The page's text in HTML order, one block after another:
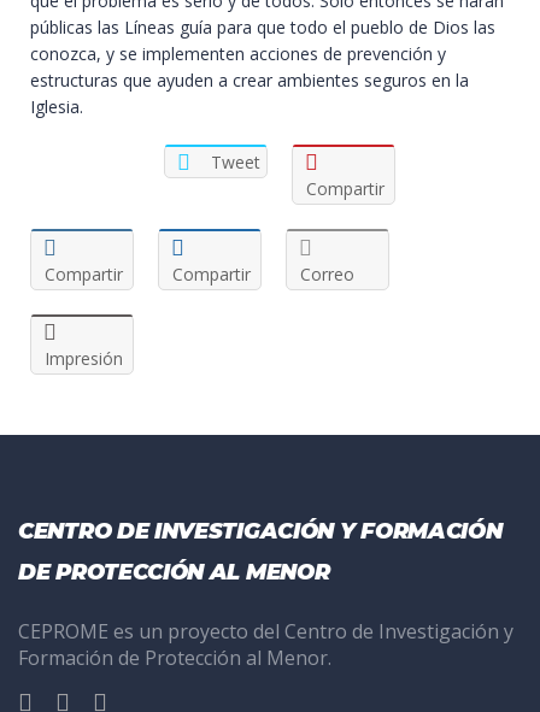
públicas las Líneas guía para que todo el pueblo de Dios las
conozca, y se implementen acciones de prevención y
estructuras que ayuden a crear ambientes seguros en la
Iglesia.
Tweet
Compartir
Compartir Compartir Correo
Impresión
CENTRO DE INVESTIGACIÓN Y FORMACIÓN
DE PROTECCIÓN AL MENOR
CEPROME es un proyecto del Centro de Investigación y
Formación de Protección al Menor.